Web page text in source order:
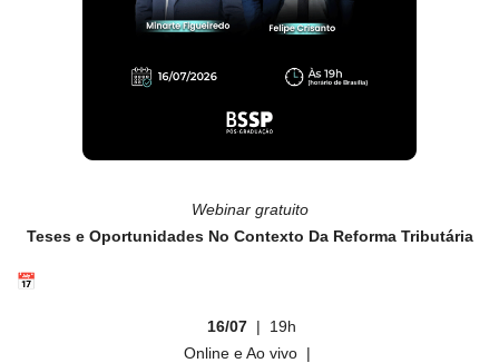
Webinar gratuito
Teses e Oportunidades No Contexto Da Reforma Tributária
16/07 | 19h
Online e Ao vivo |